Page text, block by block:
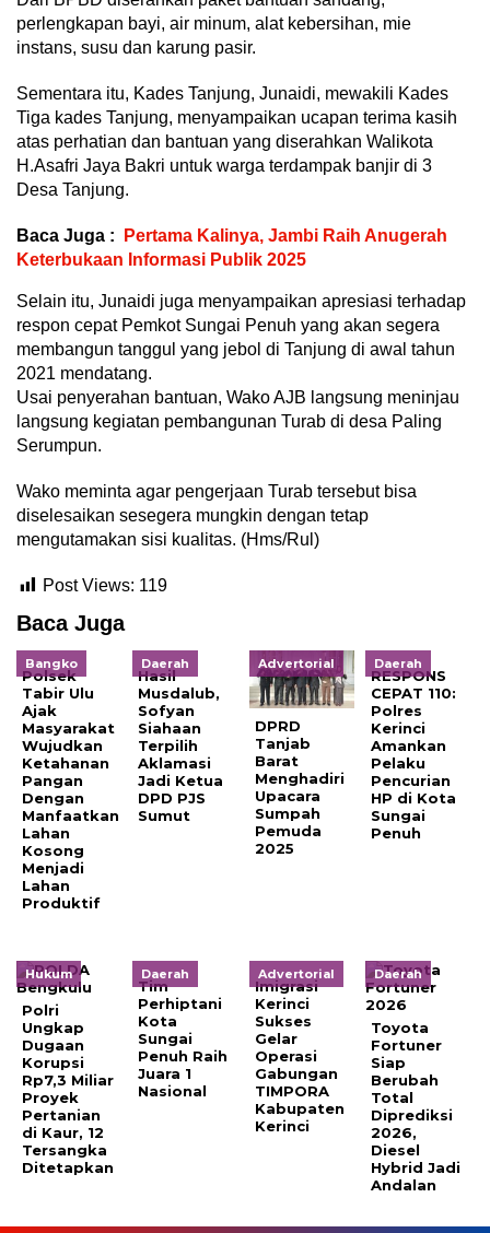
perlengkapan bayi, air minum, alat kebersihan, mie
instans, susu dan karung pasir.
Sementara itu, Kades Tanjung, Junaidi, mewakili Kades
Tiga kades Tanjung, menyampaikan ucapan terima kasih
atas perhatian dan bantuan yang diserahkan Walikota
H.Asafri Jaya Bakri untuk warga terdampak banjir di 3
Desa Tanjung.
Baca Juga :
Pertama Kalinya, Jambi Raih Anugerah
Keterbukaan Informasi Publik 2025
Selain itu, Junaidi juga menyampaikan apresiasi terhadap
respon cepat Pemkot Sungai Penuh yang akan segera
membangun tanggul yang jebol di Tanjung di awal tahun
2021 mendatang.
Usai penyerahan bantuan, Wako AJB langsung meninjau
langsung kegiatan pembangunan Turab di desa Paling
Serumpun.
Wako meminta agar pengerjaan Turab tersebut bisa
diselesaikan sesegera mungkin dengan tetap
mengutamakan sisi kualitas. (Hms/Rul)
Post Views: 119
Baca Juga
Bangko
Polsek
Tabir Ulu
Ajak
Masyarakat
Wujudkan
Ketahanan
Pangan
Dengan
Manfaatkan
Lahan
Kosong
Menjadi
Lahan
Produktif
Daerah
Hasil
Musdalub,
Sofyan
Siahaan
Terpilih
Aklamasi
Jadi Ketua
DPD PJS
Sumut
Advertorial
DPRD
Tanjab
Barat
Menghadiri
Upacara
Sumpah
Pemuda
2025
Daerah
RESPONS
CEPAT 110:
Polres
Kerinci
Amankan
Pelaku
Pencurian
HP di Kota
Sungai
Penuh
Hukum
Polri
Ungkap
Dugaan
Korupsi
Rp7,3 Miliar
Proyek
Pertanian
di Kaur, 12
Tersangka
Ditetapkan
Daerah
Tim
Perhiptani
Kota
Sungai
Penuh Raih
Juara 1
Nasional
Advertorial
Imigrasi
Kerinci
Sukses
Gelar
Operasi
Gabungan
TIMPORA
Kabupaten
Kerinci
Daerah
Toyota
Fortuner
Siap
Berubah
Total
Diprediksi
2026,
Diesel
Hybrid Jadi
Andalan